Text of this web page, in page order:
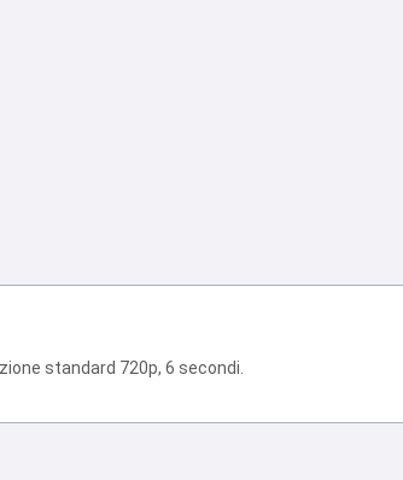
standard 720p, 6 secondi.
di Servizio,